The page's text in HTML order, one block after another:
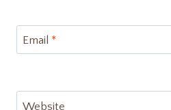
Email *
Website